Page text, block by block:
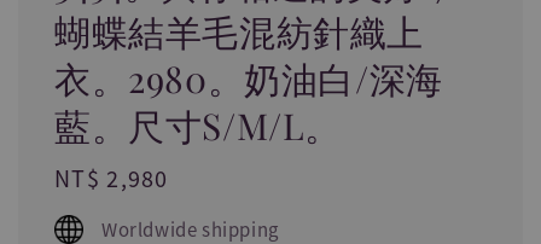
蝴蝶結羊毛混紡針織上
衣。2980。奶油白/深海
藍。尺寸S/M/L。
Regular
price
NT$ 2,980
Worldwide shipping